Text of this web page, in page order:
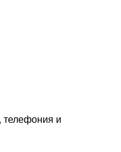
телефония и